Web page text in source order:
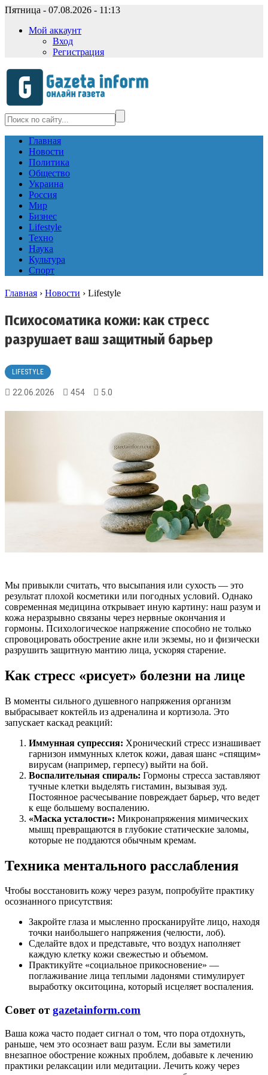
Пятница - 07.08.2026 - 11:13
Мой аккаунт
Вход
Регистрация
Главная
Новости
Политика
Общество
Украина
Россия
Мир
Бизнес
Lifestyle
Техно
Наука
Культура
Спорт
Главная › Новости › Lifestyle
Психосоматика кожи: как стресс
разрушает ваш защитный барьер
LIFESTYLE
22.06.2026 454 5.0
Мы привыкли считать, что высыпания или сухость — это
результат плохой косметики или погодных условий. Однако
современная медицина открывает иную картину: наш разум и
кожа неразрывно связаны через нервные окончания и
гормоны. Психологическое напряжение способно не только
спровоцировать обострение акне или экземы, но и физически
разрушить защитную мантию лица, ускоряя старение.
Как стресс «рисует» болезни на лице
В моменты сильного душевного напряжения организм
выбрасывает коктейль из адреналина и кортизола. Это
запускает каскад реакций:
Иммунная супрессия: Хронический стресс изнашивает
гарнизон иммунных клеток кожи, давая шанс «спящим»
вирусам (например, герпесу) выйти на бой.
Воспалительная спираль: Гормоны стресса заставляют
тучные клетки выделять гистамин, вызывая зуд.
Постоянное расчесывание повреждает барьер, что ведет
к еще большему воспалению.
«Маска усталости»: Микронапряжения мимических
мышц превращаются в глубокие статические заломы,
которые не поддаются обычным кремам.
Техника ментального расслабления
Чтобы восстановить кожу через разум, попробуйте практику
осознанного присутствия:
Закройте глаза и мысленно просканируйте лицо, находя
точки наибольшего напряжения (челюсти, лоб).
Сделайте вдох и представьте, что воздух наполняет
каждую клетку кожи свежестью и объемом.
Практикуйте «социальное прикосновение» —
поглаживание лица теплыми ладонями стимулирует
выработку окситоцина, который исцеляет воспаления.
Совет отgazetainform.com
Ваша кожа часто подает сигнал о том, что пора отдохнуть,
раньше, чем это осознает ваш разум. Если вы заметили
внезапное обострение кожных проблем, добавьте к лечению
практики релаксации или медитации. Лечить кожу через